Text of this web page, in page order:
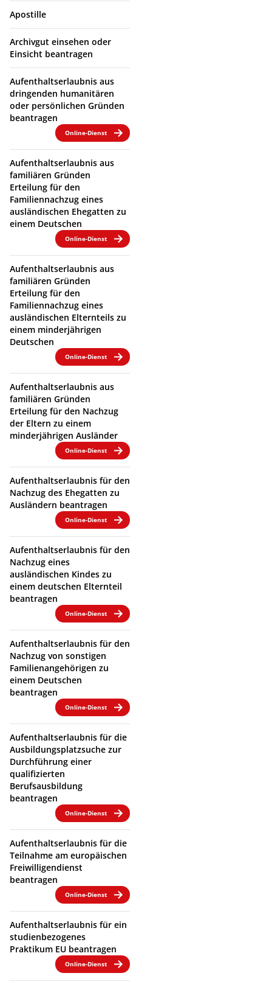
Apostille
Archivgut einsehen oder
Einsicht beantragen
Aufenthaltserlaubnis aus
dringenden humanitären
oder persönlichen Gründen
beantragen
Online-Dienst
Aufenthaltserlaubnis aus
familiären Gründen
Erteilung für den
Familiennachzug eines
ausländischen Ehegatten zu
einem Deutschen
Online-Dienst
Aufenthaltserlaubnis aus
familiären Gründen
Erteilung für den
Familiennachzug eines
ausländischen Elternteils zu
einem minderjährigen
Deutschen
Online-Dienst
Aufenthaltserlaubnis aus
familiären Gründen
Erteilung für den Nachzug
der Eltern zu einem
minderjährigen Ausländer
Online-Dienst
Aufenthaltserlaubnis für den
Nachzug des Ehegatten zu
Ausländern beantragen
Online-Dienst
Aufenthaltserlaubnis für den
Nachzug eines
ausländischen Kindes zu
einem deutschen Elternteil
beantragen
Online-Dienst
Aufenthaltserlaubnis für den
Nachzug von sonstigen
Familienangehörigen zu
einem Deutschen
beantragen
Online-Dienst
Aufenthaltserlaubnis für die
Ausbildungsplatzsuche zur
Durchführung einer
qualifizierten
Berufsausbildung
beantragen
Online-Dienst
Aufenthaltserlaubnis für die
Teilnahme am europäischen
Freiwilligendienst
beantragen
Online-Dienst
Aufenthaltserlaubnis für ein
studienbezogenes
Praktikum EU beantragen
Online-Dienst